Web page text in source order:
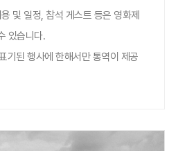
및 일정, 참석 게스트 등은 영화제
있습니다.
기된 행사에 한해서만 통역이 제공